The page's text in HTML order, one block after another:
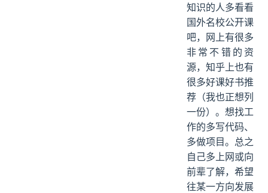
知识的人多看看
国外名校公开课
吧，网上有很多
非常不错的资
源，知乎上也有
很多好课好书推
荐（我也正想列
一份）。想找工
作的多写代码、
多做项目。总之
自己多上网或向
前辈了解，希望
往某一方向发展